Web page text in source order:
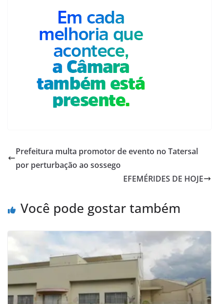
Prefeitura multa promotor de evento no Tatersal
por perturbação ao sossego
EFEMÉRIDES DE HOJE
Você pode gostar também